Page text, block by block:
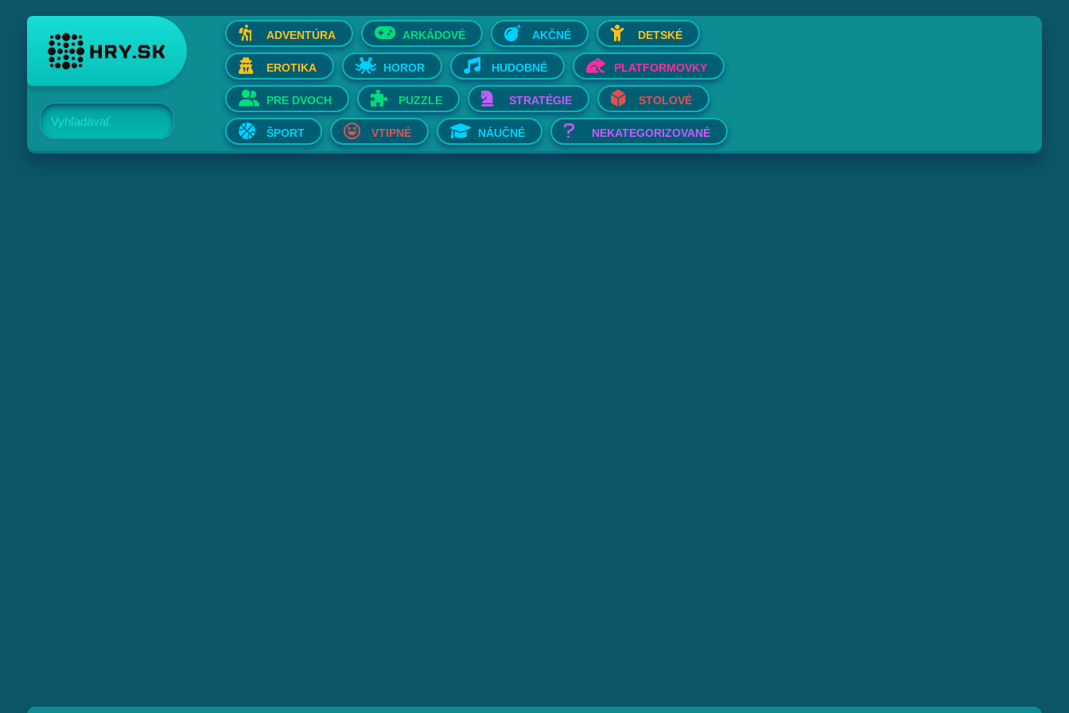
Vyhľadávať
ADVENTÚRA ARKÁDOVÉ AKČNÉ DETSKÉ
EROTIKA HOROR HUDOBNÉ PLATFORMOVKY
PRE DVOCH PUZZLE STRATÉGIE STOLOVÉ
ŠPORT VTIPNÉ NÁUČNÉ NEKATEGORIZOVANÉ